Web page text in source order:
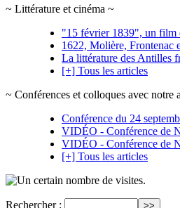
~ Littérature et cinéma ~
"15 février 1839", un film
1622, Molière, Frontenac
La littérature des Antilles
[+] Tous les articles
~ Conférences et colloques avec notre
Conférence du 24
VIDÉO - Conférence de
VIDÉO - Conférence de
[+] Tous les articles
visites.
Rechercher :